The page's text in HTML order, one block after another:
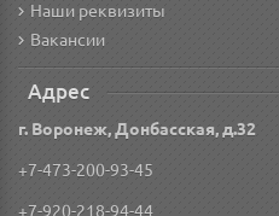
Наши реквизиты
Вакансии
Адрес
г. Воронеж, Донбасская, д.32
+7-473-200-93-45
+7-920-218-94-44